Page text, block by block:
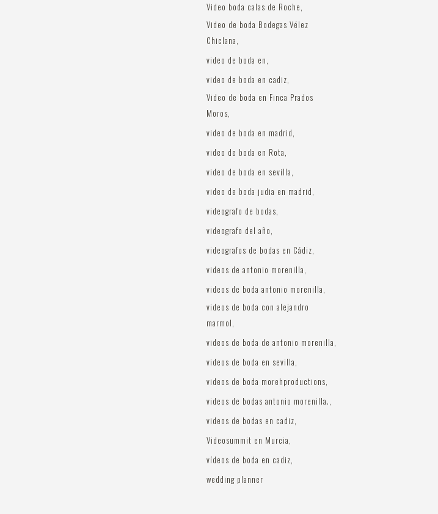
Video boda calas de Roche
Video de boda Bodegas Vélez
Chiclana
video de boda en
video de boda en cadiz
Video de boda en Finca Prados
Moros
video de boda en madrid
video de boda en Rota
video de boda en sevilla
video de boda judia en madrid
videografo de bodas
videografo del año
videografos de bodas en Cádiz
videos de antonio morenilla
videos de boda antonio morenilla
videos de boda con alejandro
marmol
videos de boda de antonio morenilla
videos de boda en sevilla
videos de boda morehproductions
videos de bodas antonio morenilla.
videos de bodas en cadiz
Videosummit en Murcia
vídeos de boda en cadiz
wedding planner